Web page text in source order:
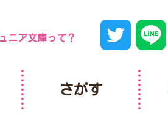
ニア文庫って？
さがす